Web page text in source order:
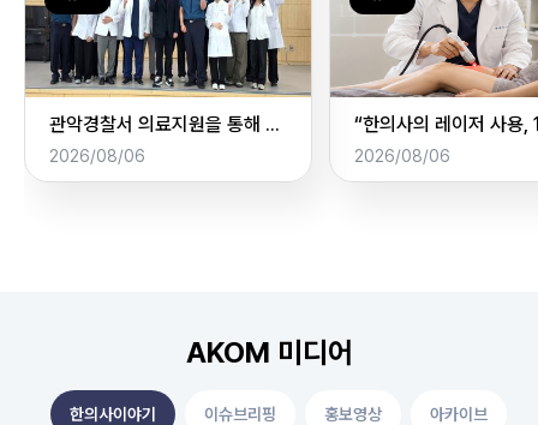
관악경찰서 의료지원을 통해 본 지역사회의 한의진료
2026/08/06 2026/08/06
AKOM 미디어
한의사이야기 이슈브리핑 홍보영상 아카이브